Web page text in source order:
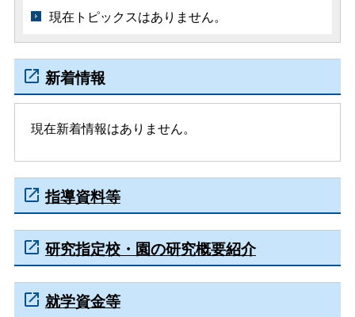
現在トピックスはありません。
新着情報
現在新着情報はありません。
指導資料等
研究指定校・園の研究概要紹介
就学資金等